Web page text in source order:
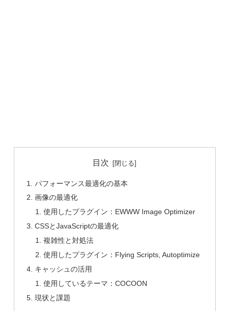
目次
パフォーマンス最適化の基本
画像の最適化
使用したプラグイン：EWWW Image Optimizer
CSSとJavaScriptの最適化
複雑性と対処法
使用したプラグイン：Flying Scripts, Autoptimize
キャッシュの活用
使用しているテーマ：COCOON
現状と課題